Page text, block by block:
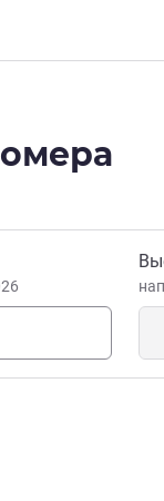
Glodok
отелем
(17 мин
этот